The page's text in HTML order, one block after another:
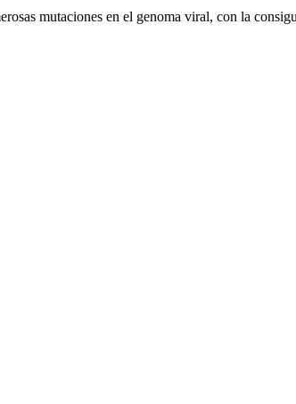
mutaciones en el genoma viral, con la